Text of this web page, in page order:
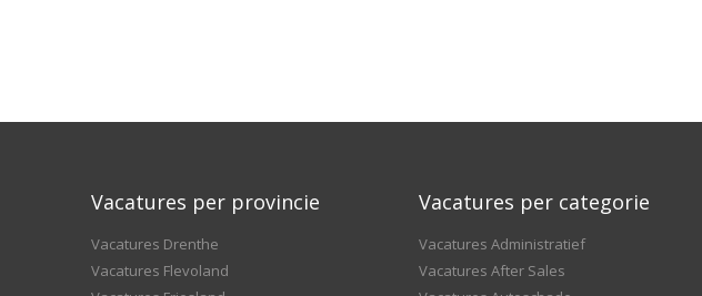
Vacatures per provincie
Vacatures Drenthe
Vacatures Flevoland
Vacatures per categorie
Vacatures Administratief
Vacatures After Sales